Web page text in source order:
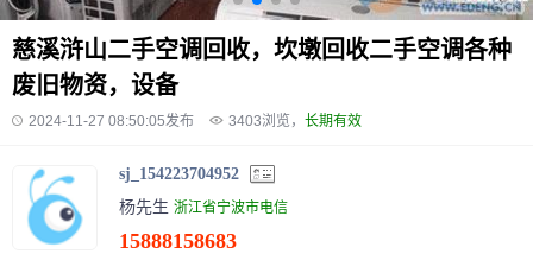
慈溪浒山二手空调回收，坎墩回收二手空调各种
废旧物资，设备
2024-11-27 08:50:05发布 3403浏览， 长期有效
sj_154223704952
杨先生 浙江省宁波市电信
15888158683